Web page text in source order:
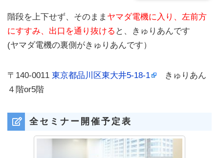
階段を上下せず、そのまま ヤマダ電機に入り、左前方
にすすみ、出口 を通り抜ける と、きゅりあんです
(ヤマダ電機の裏側がきゅりあんです）
〒140-0011 ​​東京都品川区東大井5-18-1​​
きゅりあん
４階or5階
全セミナー開催予定表